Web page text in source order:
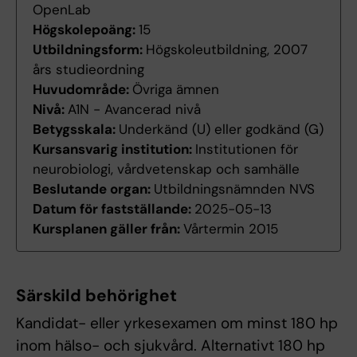
OpenLab
Högskolepoäng:15
Utbildningsform: Högskoleutbildning, 2007
års studieordning
Huvudområde: Övriga ämnen
Nivå: A1N - Avancerad nivå
Betygsskala: Underkänd (U) eller godkänd (G)
Kursansvarig institution: Institutionen för
neurobiologi, vårdvetenskap och samhälle
Beslutande organ: Utbildningsnämnden NVS
Datum för fastställande: 2025-05-13
Kursplanen gäller från:Vårtermin 2015
Särskild behörighet
Kandidat- eller yrkesexamen om minst 180 hp
inom hälso- och sjukvård. Alternativt 180 hp